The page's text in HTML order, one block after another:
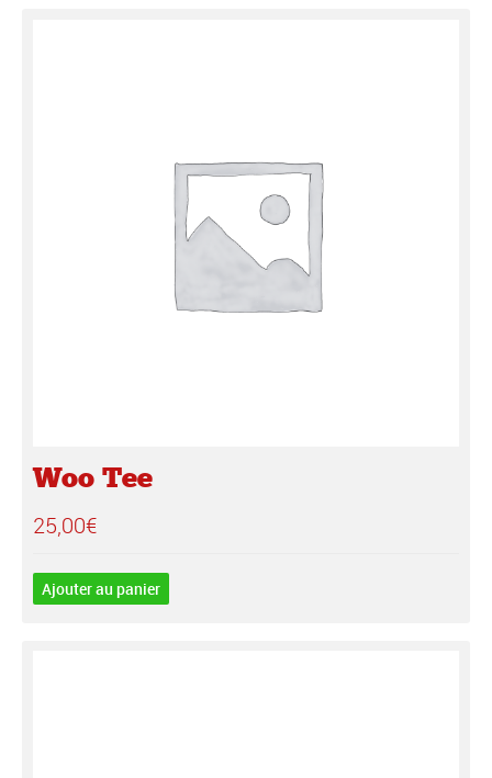
Woo Tee
25,00€
Ajouter au panier